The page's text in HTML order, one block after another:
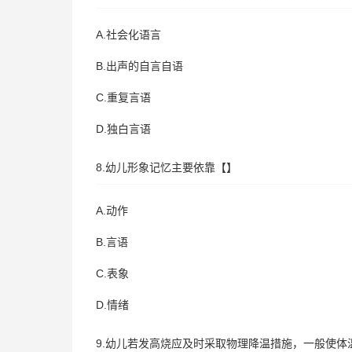
A.社会化语言
B.出声的自言自语
C.重复言语
D.独白言语
8.幼儿形象记忆主要依靠【】
A.动作
B.言语
C.表象
D.情绪
9.幼儿若发高烧应及时采取物理降温措施，一般使体